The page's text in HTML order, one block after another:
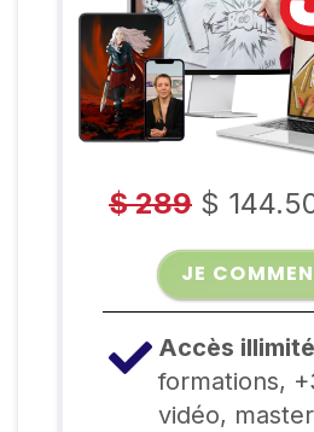
$ 289 $
JE
Accès illimité
formations,
vidéo,